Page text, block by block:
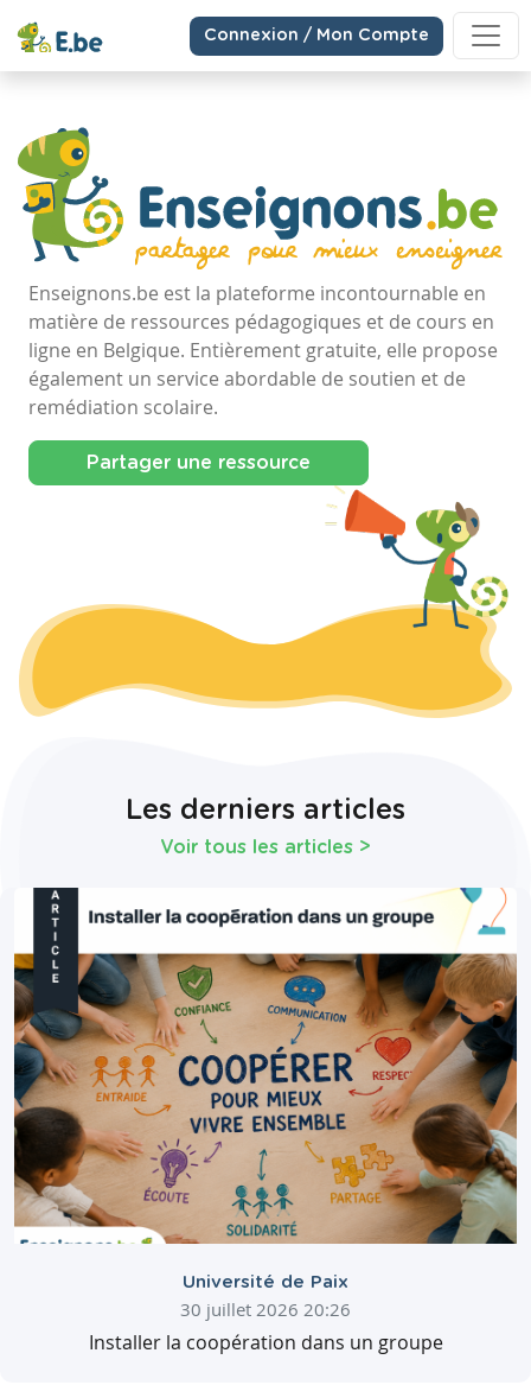
Connexion / Mon Compte
Enseignons.be est la plateforme incontournable en
matière de ressources pédagogiques et de cours en
ligne en Belgique. Entièrement gratuite, elle propose
également un service abordable de soutien et de
remédiation scolaire.
Partager une ressource
Les derniers articles
Voir tous les articles >
Université de Paix
30 juillet 2026 20:26
Installer la coopération dans un groupe